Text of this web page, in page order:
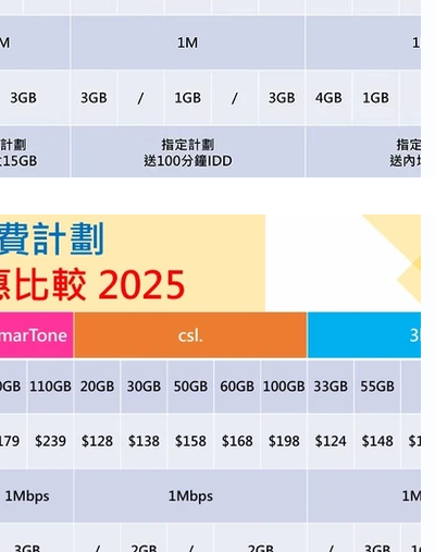
惠 HGC 環電 商業寬頻 電話線優惠
優惠 辦公室打印機 優惠 商鋪智能收款機